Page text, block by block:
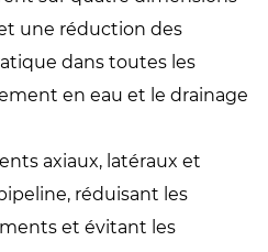
une réduction des
dans toutes les
en eau et le drainage
axiaux, latéraux et
réduisant les
et évitant les